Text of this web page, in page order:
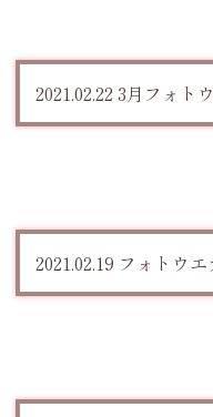
2021.02.22 3月フォト
2021.02.19 フォトウ